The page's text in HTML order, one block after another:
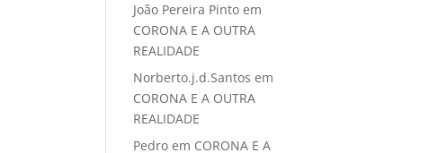
João Pereira Pinto em
CORONA E A OUTRA
REALIDADE
Norberto.j.d.Santos em
CORONA E A OUTRA
REALIDADE
Pedro em CORONA E A